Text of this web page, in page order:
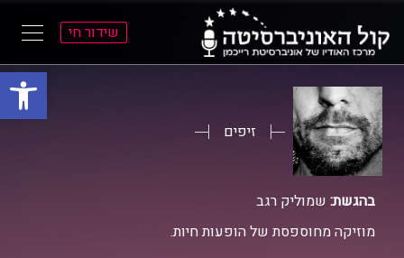
פתח
התפריט
הראשי
התוכן
הראשי
שידור חי
זיפים
בהגשת: שמוליק רגב
מוזיקה מחוספסת של הופעות חיות.